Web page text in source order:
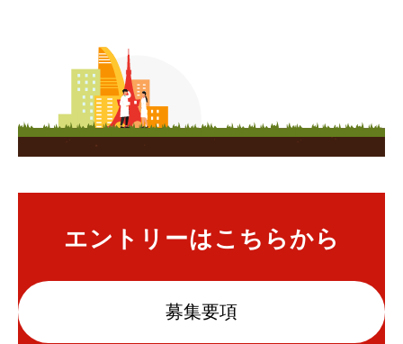
エントリーはこちらから
募集要項